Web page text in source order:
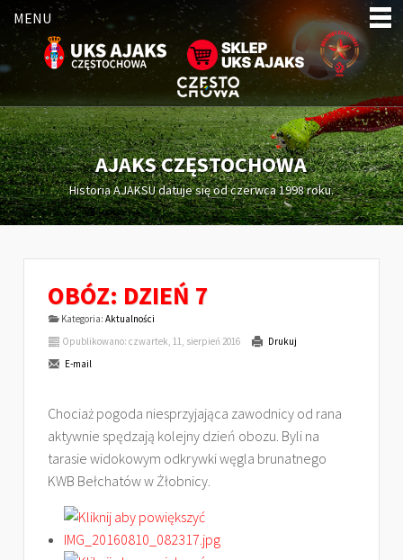
MENU
AJAKS CZĘSTOCHOWA
Historia AJAKSU datuje się od czerwca 1998 roku.
OBÓZ: DZIEŃ 7
Kategoria: Aktualności
Opublikowano: czwartek, 11, sierpień 2016
Drukuj
E-mail
Chociaż pogoda niesprzyjająca zawodnicy od rana
aktywnie spędzają kolejny dzień obozu. Byli na
tarasie widokowym odkrywki węgla brunatnego
KWB Bełchatów w Żłobnicy.